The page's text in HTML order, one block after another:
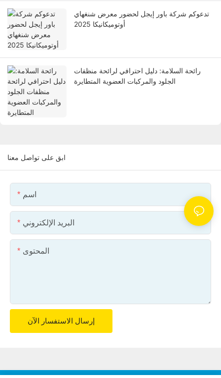
تدعوكم شركة باور إيجل لحضور معرض شنغهاي
أوتوميكانيكا 2025
رائحة السلامة: دليل احترافي لرائحة منظفات
الجلود والمركبات العضوية المتطايرة
ابق على تواصل معنا
اسم
البريد الإلكتروني
المحتوى
إرسال الاستفسار الآن